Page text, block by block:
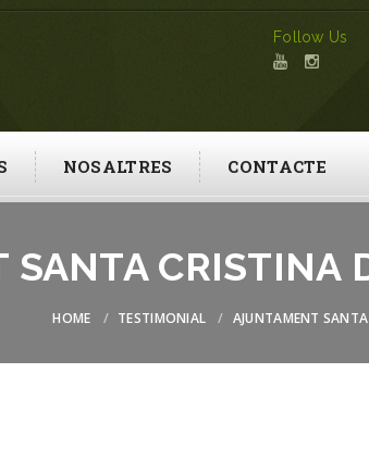
Follow Us
NOSALTRES CONTACTE
CRISTINA
HOME TESTIMONIAL AJUNTAMENT